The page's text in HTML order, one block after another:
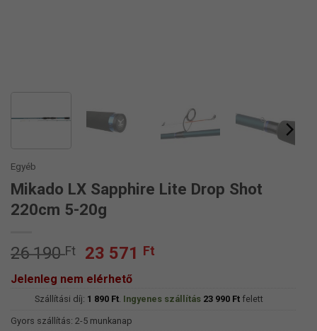
Egyéb
Mikado LX Sapphire Lite Drop Shot
220cm 5-20g
26 190Ft
Original
price
was:
26
190 Ft.
23 571 Ft
23
Jelenleg nem elérhető
Szállítási díj: 1 890 Ft. Ingyenes szállítás 23 990 Ftfelett
Gyors szállítás: 2-5 munkanap